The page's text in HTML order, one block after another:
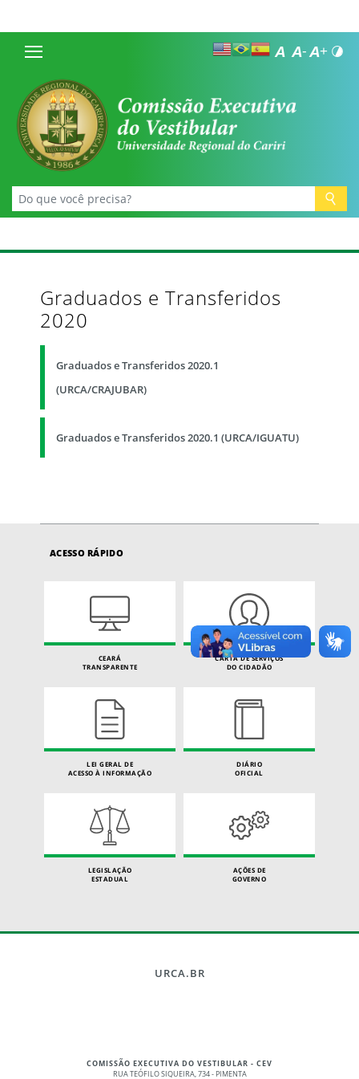
Graduados e Transferidos
2020
Graduados e Transferidos 2020.1
(URCA/CRAJUBAR)
Graduados e Transferidos 2020.1 (URCA/IGUATU)
ACESSO RÁPIDO
CEARÁ
TRANSPARENTE
CARTA DE SERVIÇOS
DO CIDADÃO
LEI GERAL DE
ACESSO À INFORMAÇÃO
DIÁRIO
OFICIAL
LEGISLAÇÃO
ESTADUAL
AÇÕES DE
GOVERNO
URCA.BR
COMISSÃO EXECUTIVA DO VESTIBULAR - CEV
RUA TEÓFILO SIQUEIRA, 734 - PIMENTA